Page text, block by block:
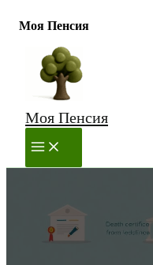
Моя Пенсия
Перейти
содержимому
Моя Пенсия
MAIN
MENU